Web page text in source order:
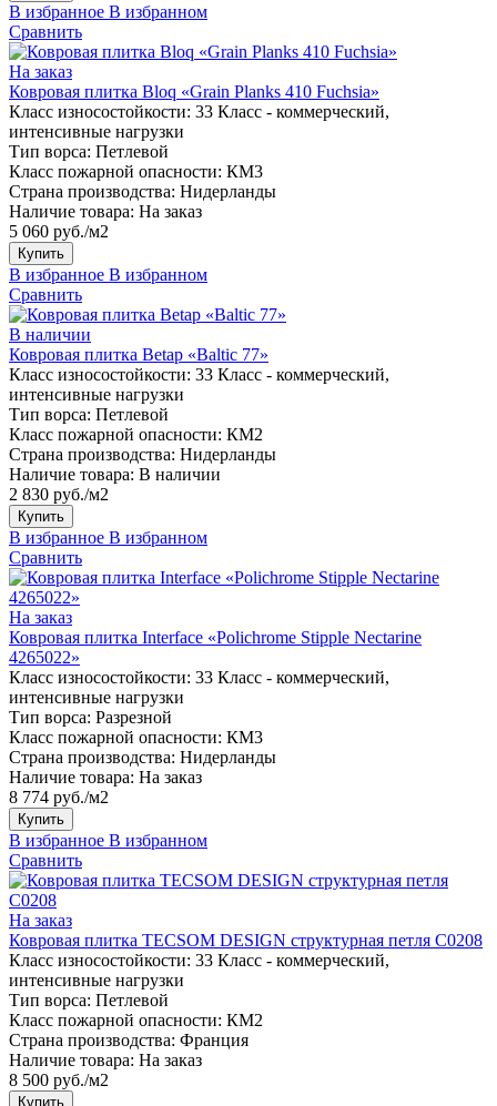
В избранное В избранном
Сравнить
На заказ
Ковровая плитка Bloq «Grain Planks 410 Fuchsia»
Класс износостойкости: 33 Класс - коммерческий,
интенсивные нагрузки
Тип ворса: Петлевой
Класс пожарной опасности: КМ3
Страна производства: Нидерланды
Наличие товара: На заказ
5 060 руб./м2
Купить
В избранное В избранном
Сравнить
В наличии
Ковровая плитка Betap «Baltic 77»
Класс износостойкости: 33 Класс - коммерческий,
интенсивные нагрузки
Тип ворса: Петлевой
Класс пожарной опасности: КМ2
Страна производства: Нидерланды
Наличие товара: В наличии
2 830 руб./м2
Купить
В избранное В избранном
Сравнить
На заказ
Ковровая плитка Interface «Polichrome Stipple Nectarine
4265022»
Класс износостойкости: 33 Класс - коммерческий,
интенсивные нагрузки
Тип ворса: Разрезной
Класс пожарной опасности: КМ3
Страна производства: Нидерланды
Наличие товара: На заказ
8 774 руб./м2
Купить
В избранное В избранном
Сравнить
На заказ
Ковровая плитка TECSOM DESIGN структурная петля C0208
Класс износостойкости: 33 Класс - коммерческий,
интенсивные нагрузки
Тип ворса: Петлевой
Класс пожарной опасности: КМ2
Страна производства: Франция
Наличие товара: На заказ
8 500 руб./м2
Купить